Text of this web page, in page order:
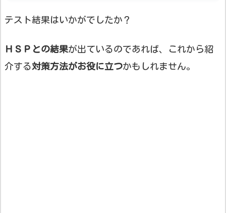
テスト結果はいかがでしたか？
ＨＳＰとの結果が出ているのであれば、これから紹
介する対策方法がお役に立つかもしれません。